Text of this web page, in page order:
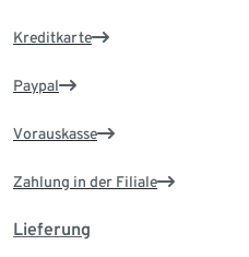
Kreditkarte
Paypal
Vorauskasse
Zahlung in der Filiale
Lieferung